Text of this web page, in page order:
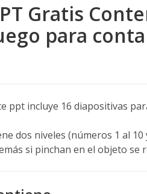
Gratis
para
ppt incluye 16 diapositivas
dos niveles (números 1 al
si pinchan en el objeto se